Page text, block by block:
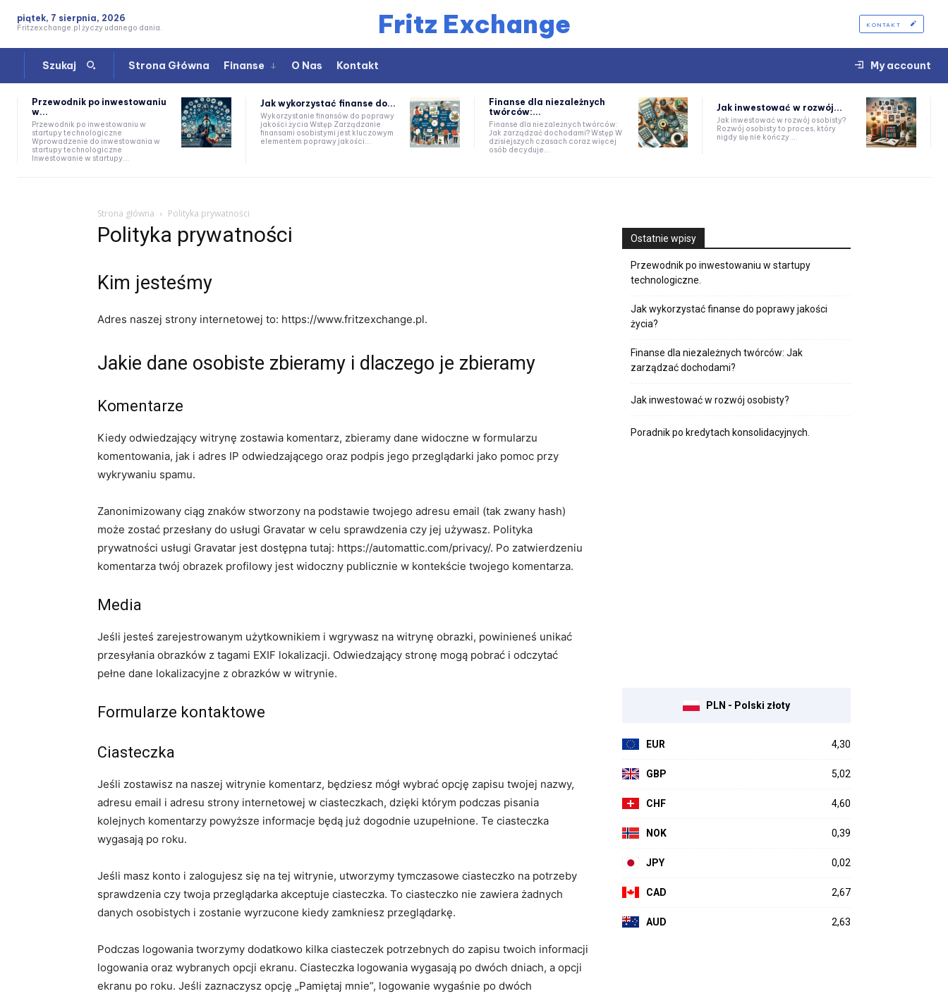
piątek, 7 sierpnia, 2026
Fritzexchange.pl życzy udanego dania. Fritz Exchange KONTAKT
Szukaj Strona Główna Finanse O Nas Kontakt My account
Przewodnik po inwestowaniu
w...
Przewodnik po inwestowaniu w
startupy technologiczne
Wprowadzenie do inwestowania w
startupy technologiczne
Inwestowanie w startupy...
Jak wykorzystać finanse do...
Wykorzystanie finansów do poprawy
jakości życia Wstęp Zarządzanie
finansami osobistymi jest kluczowym
elementem poprawy jakości...
Finanse dla niezależnych
twórców:...
Finanse dla niezależnych twórców:
Jak zarządzać dochodami? Wstęp W
dzisiejszych czasach coraz więcej
osób decyduje...
Jak inwestować w rozwój...
Jak inwestować w rozwój osobisty?
Rozwój osobisty to proces, który
nigdy się nie kończy....
Strona główna Polityka prywatności
Polityka prywatności
Kim jesteśmy
Adres naszej strony internetowej to: https://www.fritzexchange.pl.
Jakie dane osobiste zbieramy i dlaczego je zbieramy
Komentarze
Kiedy odwiedzający witrynę zostawia komentarz, zbieramy dane widoczne w formularzu
komentowania, jak i adres IP odwiedzającego oraz podpis jego przeglądarki jako pomoc przy
wykrywaniu spamu.
Zanonimizowany ciąg znaków stworzony na podstawie twojego adresu email (tak zwany hash)
może zostać przesłany do usługi Gravatar w celu sprawdzenia czy jej używasz. Polityka
prywatności usługi Gravatar jest dostępna tutaj: https://automattic.com/privacy/. Po zatwierdzeniu
komentarza twój obrazek profilowy jest widoczny publicznie w kontekście twojego komentarza.
Media
Jeśli jesteś zarejestrowanym użytkownikiem i wgrywasz na witrynę obrazki, powinieneś unikać
przesyłania obrazków z tagami EXIF lokalizacji. Odwiedzający stronę mogą pobrać i odczytać
pełne dane lokalizacyjne z obrazków w witrynie.
Formularze kontaktowe
Ciasteczka
Jeśli zostawisz na naszej witrynie komentarz, będziesz mógł wybrać opcję zapisu twojej nazwy,
adresu email i adresu strony internetowej w ciasteczkach, dzięki którym podczas pisania
kolejnych komentarzy powyższe informacje będą już dogodnie uzupełnione. Te ciasteczka
wygasają po roku.
Jeśli masz konto i zalogujesz się na tej witrynie, utworzymy tymczasowe ciasteczko na potrzeby
sprawdzenia czy twoja przeglądarka akceptuje ciasteczka. To ciasteczko nie zawiera żadnych
danych osobistych i zostanie wyrzucone kiedy zamkniesz przeglądarkę.
Podczas logowania tworzymy dodatkowo kilka ciasteczek potrzebnych do zapisu twoich informacji
logowania oraz wybranych opcji ekranu. Ciasteczka logowania wygasają po dwóch dniach, a opcji
ekranu po roku. Jeśli zaznaczysz opcję „Pamiętaj mnie”, logowanie wygaśnie po dwóch
Ostatnie wpisy
Przewodnik po inwestowaniu w startupy
technologiczne.
Jak wykorzystać finanse do poprawy jakości
życia?
Finanse dla niezależnych twórców: Jak
zarządzać dochodami?
Jak inwestować w rozwój osobisty?
Poradnik po kredytach konsolidacyjnych.
PLN - Polski złoty
EUR 4,30
GBP 5,02
CHF 4,60
NOK 0,39
JPY 0,02
CAD 2,67
AUD 2,63